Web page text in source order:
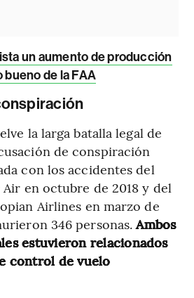
un aumento de producción
de la FAA
la larga batalla legal de
de conspiración
con los accidentes del
en octubre de 2018 y del
Airlines en marzo de
346 personas.Ambos
estuvieron relacionados
control de vuelo